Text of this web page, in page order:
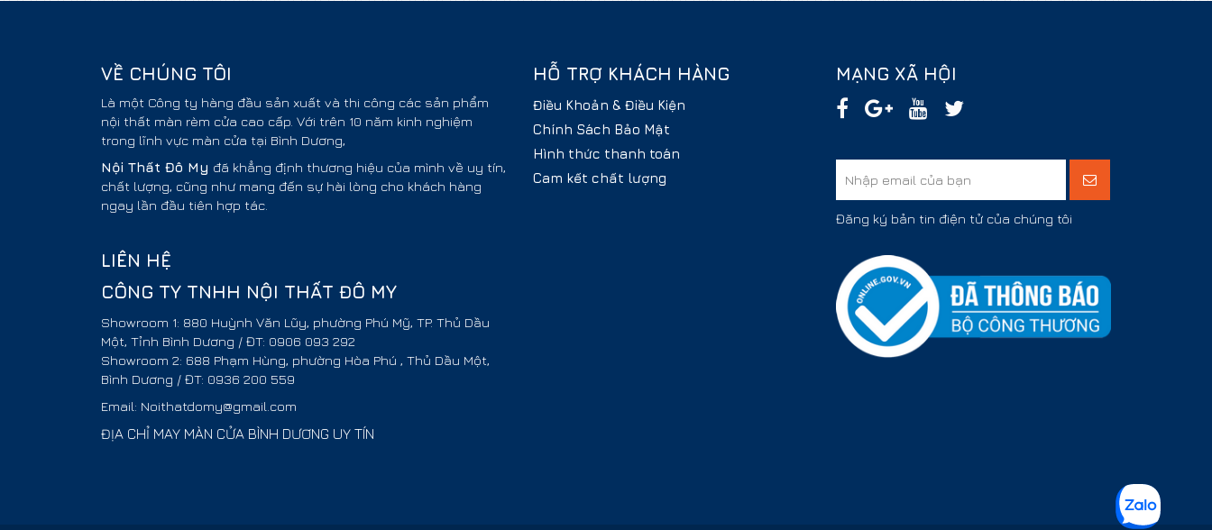
VỀ CHÚNG TÔI
Là một Công ty hàng đầu sản xuất và thi công các sản phẩm
nội thất màn rèm cửa cao cấp. Với trên 10 năm kinh nghiệm
trong lĩnh vực màn cửa tại Bình Dương,
Nội Thất Đô My đã khẳng định thương hiệu của mình về uy tín,
chất lượng, cũng như mang đến sự hài lòng cho khách hàng
ngay lần đầu tiên hợp tác.
LIÊN HỆ
CÔNG TY TNHH NỘI THẤT ĐÔ MY
Showroom 1: 880 Huỳnh Văn Lũy, phường Phú Mỹ, TP. Thủ Dầu
Một, Tỉnh Bình Dương / ĐT: 0906 093 292
Showroom 2: 688 Phạm Hùng, phường Hòa Phú , Thủ Dầu Một,
Bình Dương / ĐT: 0936 200 559
Email: Noithatdomy@gmail.com
ĐỊA CHỈ MAY MÀN CỬA BÌNH DƯƠNG UY TÍN
HỖ TRỢ KHÁCH HÀNG
Điều Khoản & Điều Kiện
Chính Sách Bảo Mật
Hình thức thanh toán
Cam kết chất lượng
MẠNG XÃ HỘI
Đăng ký bản tin điện tử của chúng tôi